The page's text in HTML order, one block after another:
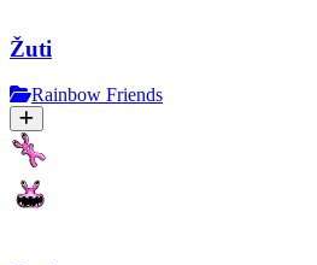
Žuti
Rainbow Friends